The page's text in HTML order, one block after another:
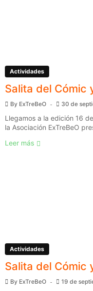
Actividades
Salita del Cómic
By ExTreBeO 30 de
Llegamos a la edición 16
la Asociación ExTreBeO
Leer más
Actividades
Salita del Cómic
By ExTreBeO 19 de